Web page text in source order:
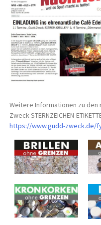
Weitere Informationen zu den
Zweck-STERNZEICHEN-
https://www.gudd-zweck.de/